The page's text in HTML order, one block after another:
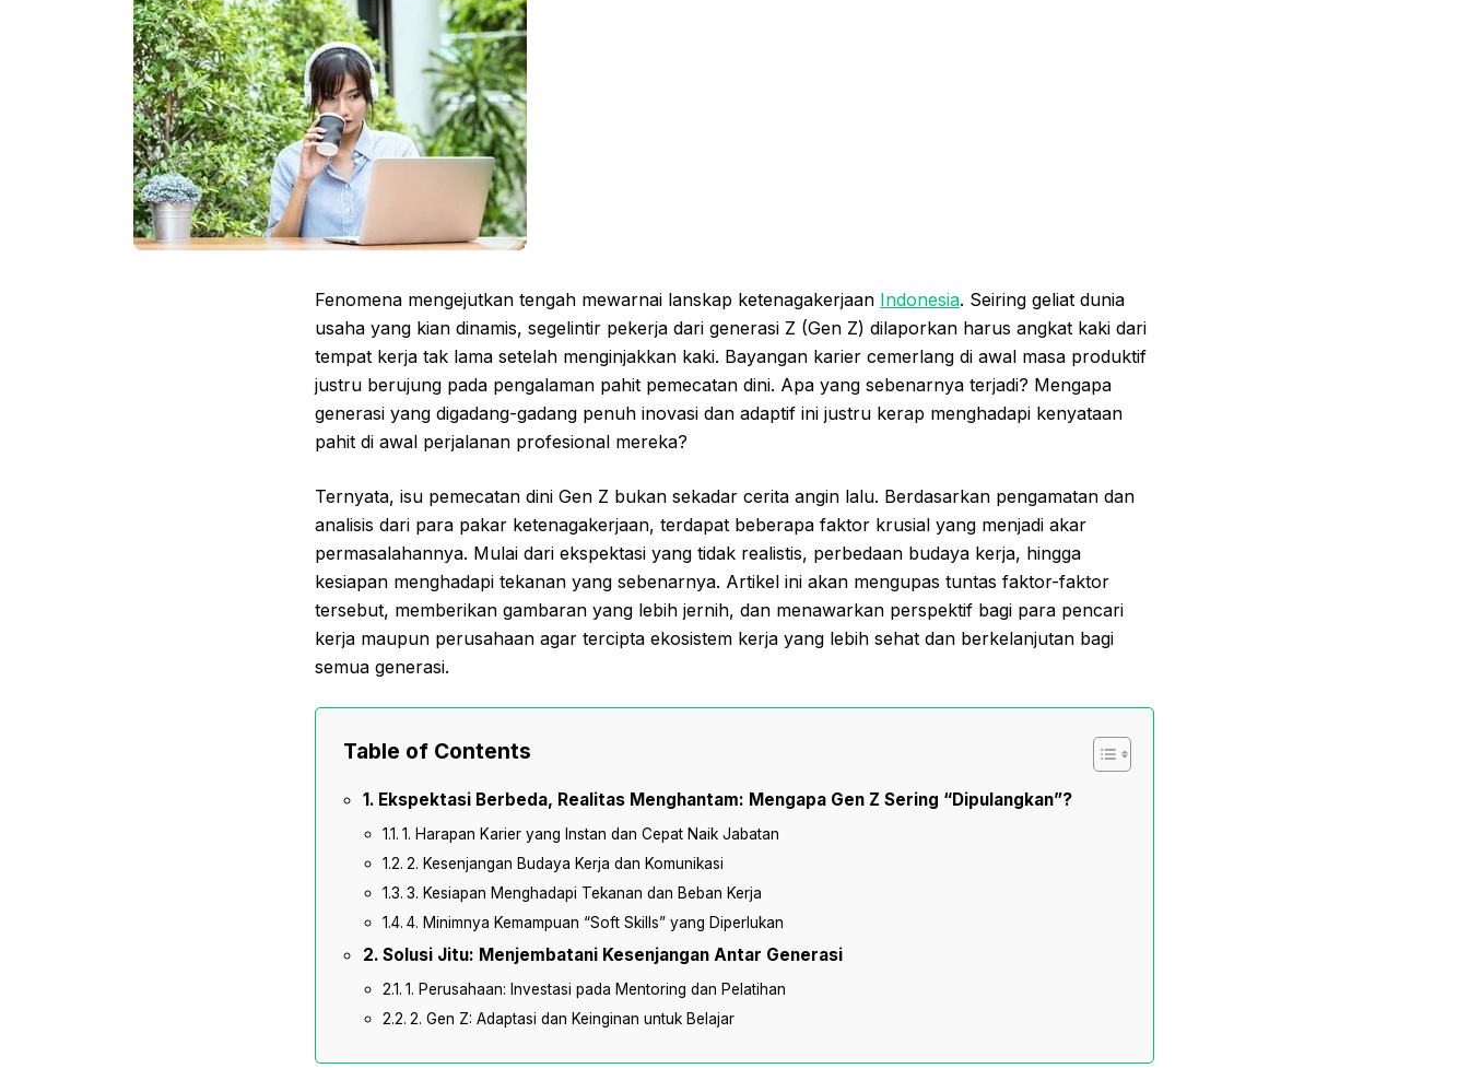
Fenomena mengejutkan tengah mewarnai lanskap ketenagakerjaan Indonesia. Seiring geliat dunia
usaha yang kian dinamis, segelintir pekerja dari generasi Z (Gen Z) dilaporkan harus angkat kaki dari
tempat kerja tak lama setelah menginjakkan kaki. Bayangan karier cemerlang di awal masa produktif
justru berujung pada pengalaman pahit pemecatan dini. Apa yang sebenarnya terjadi? Mengapa
generasi yang digadang-gadang penuh inovasi dan adaptif ini justru kerap menghadapi kenyataan
pahit di awal perjalanan profesional mereka?
Ternyata, isu pemecatan dini Gen Z bukan sekadar cerita angin lalu. Berdasarkan pengamatan dan
analisis dari para pakar ketenagakerjaan, terdapat beberapa faktor krusial yang menjadi akar
permasalahannya. Mulai dari ekspektasi yang tidak realistis, perbedaan budaya kerja, hingga
kesiapan menghadapi tekanan yang sebenarnya. Artikel ini akan mengupas tuntas faktor-faktor
tersebut, memberikan gambaran yang lebih jernih, dan menawarkan perspektif bagi para pencari
kerja maupun perusahaan agar tercipta ekosistem kerja yang lebih sehat dan berkelanjutan bagi
semua generasi.
Table of Contents
Ekspektasi Berbeda, Realitas Menghantam: Mengapa Gen Z Sering “Dipulangkan”?
1. Harapan Karier yang Instan dan Cepat Naik Jabatan
2. Kesenjangan Budaya Kerja dan Komunikasi
3. Kesiapan Menghadapi Tekanan dan Beban Kerja
4. Minimnya Kemampuan “Soft Skills” yang Diperlukan
Solusi Jitu: Menjembatani Kesenjangan Antar Generasi
1. Perusahaan: Investasi pada Mentoring dan Pelatihan
2. Gen Z: Adaptasi dan Keinginan untuk Belajar